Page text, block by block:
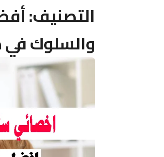
التصنيف:
والسلوك في